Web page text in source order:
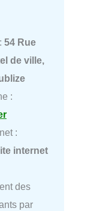
54 Rue
de ville,
:
:
internet
des
par